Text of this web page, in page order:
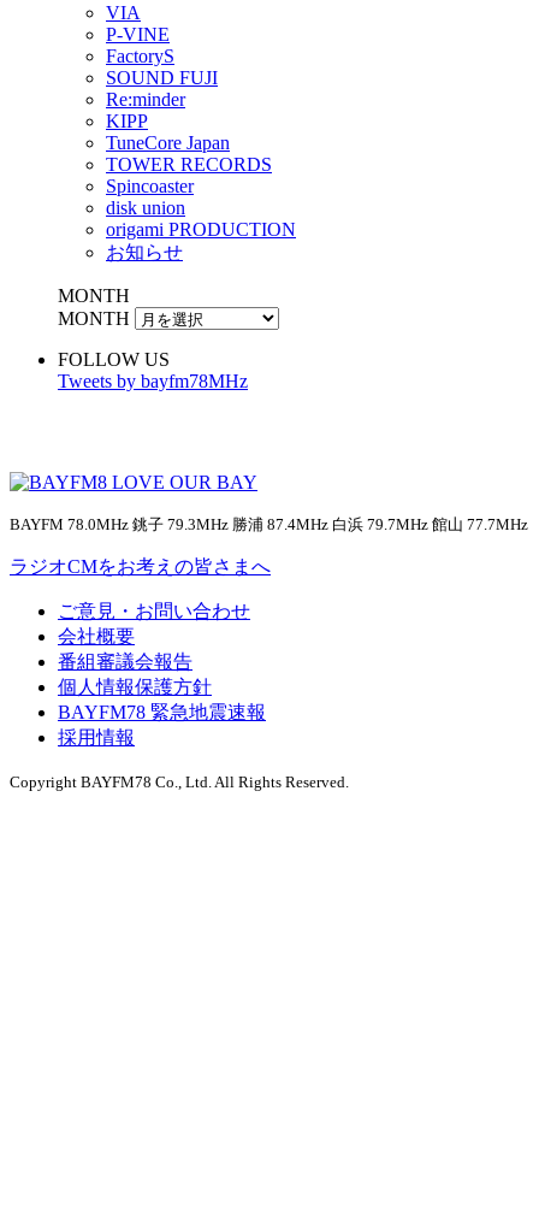
VIA
P-VINE
FactoryS
SOUND FUJI
Re:minder
KIPP
TuneCore Japan
TOWER RECORDS
Spincoaster
disk union
origami PRODUCTION
お知らせ
MONTH
MONTH
FOLLOW US
Tweets by bayfm78MHz
BAYFM 78.0MHz 銚子 79.3MHz 勝浦 87.4MHz 白浜 79.7MHz 館山 77.7MHz
ラジオCMをお考えの皆さまへ
ご意見・お問い合わせ
会社概要
番組審議会報告
個人情報保護方針
BAYFM78 緊急地震速報
採用情報
Copyright BAYFM78 Co., Ltd. All Rights Reserved.